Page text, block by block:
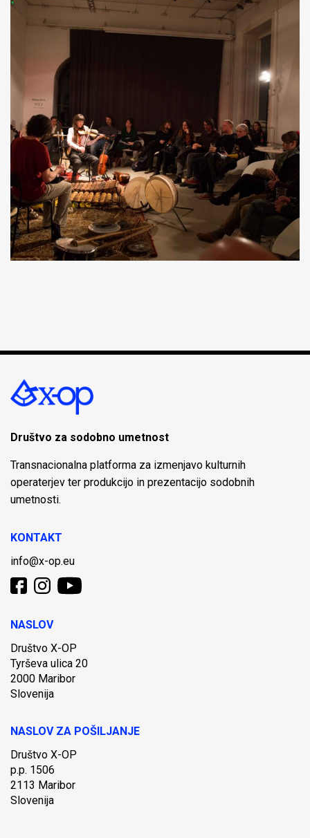
Društvo za sodobno umetnost
Transnacionalna platforma za izmenjavo kulturnih
operaterjev ter produkcijo in prezentacijo sodobnih
umetnosti.
KONTAKT
info@x-op.eu
NASLOV
Društvo X-OP
Tyrševa ulica 20
2000 Maribor
Slovenija
NASLOV ZA POŠILJANJE
Društvo X-OP
p.p. 1506
2113 Maribor
Slovenija